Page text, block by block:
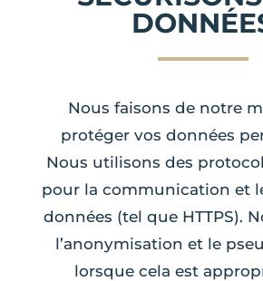
Nous faisons de notre
protéger vos données
Nous utilisons des
pour la communication et
données (tel que HTTPS).
l’anonymisation et le
lorsque cela est